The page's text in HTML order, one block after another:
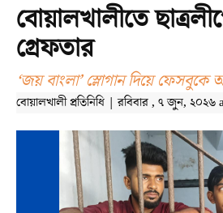
বোয়ালখালীতে
গ্রেফতার
‘জয় বাংলা’ স্লোগান দিয়ে
বোয়ালখালী প্রতিনিধি | রবিবার , ৭ জুন, ২০২৬